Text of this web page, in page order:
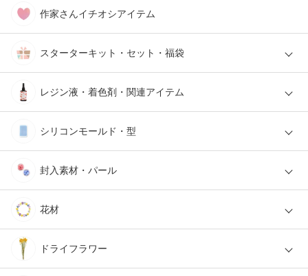
作家さんイチオシアイテム
スターターキット・セット・福袋
レジン液・着色剤・関連アイテム
シリコンモールド・型
封入素材・パール
花材
ドライフラワー